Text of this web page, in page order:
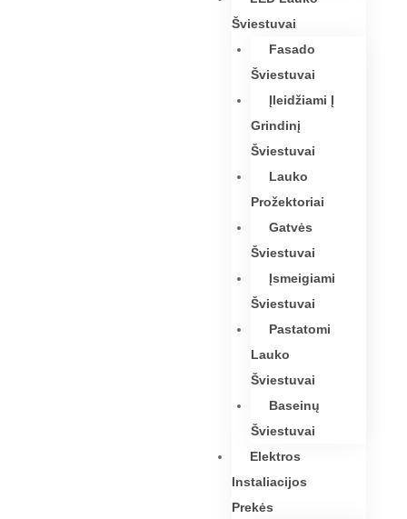
Šviestuvai
Fasado
Šviestuvai
Įleidžiami Į
Grindinį
Šviestuvai
Lauko
Prožektoriai
Gatvės
Šviestuvai
Įsmeigiami
Šviestuvai
Pastatomi
Lauko
Šviestuvai
Baseinų
Šviestuvai
Elektros
Instaliacijos
Prekės